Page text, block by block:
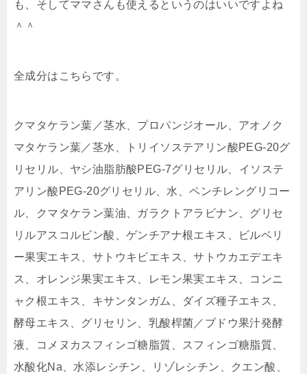
も、そしてママさんも使えるというのはいいですよね
＾＾
全成分はこちらです。
クマタケラン葉／茎水、プロパンジオール、アオノク
マタケラン葉／茎水、トリイソステアリン酸PEG-20グ
リセリル、ヤシ油脂肪酸PEG-7グリセリル、イソステ
アリン酸PEG-20グリセリル、水、ペンチレングリコー
ル、クマタケラン葉油、ガラクトアラビナン、グリセ
リルアスコルビン酸、ゲンチアナ根エキス、ビルベリ
ー果実エキス、サトウキビエキス、サトウカエデエキ
ス、オレンジ果実エキス、レモン果実エキス、コンニ
ャク根エキス、キサンタンガム、ダイズ種子エキス、
酵母エキス、グリセリン、乳酸桿菌／ブドウ果汁発酵
液、コメヌカスフィンゴ糖脂質、スフィンゴ糖脂質、
水酸化Na、水添レシチン、リゾレシチン、クエン酸、